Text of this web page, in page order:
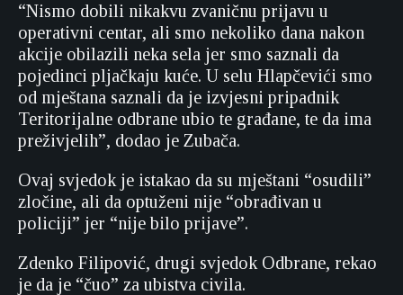
“Nismo dobili nikakvu zvaničnu prijavu u
operativni centar, ali smo nekoliko dana nakon
akcije obilazili neka sela jer smo saznali da
pojedinci pljačkaju kuće. U selu Hlapčevići smo
od mještana saznali da je izvjesni pripadnik
Teritorijalne odbrane ubio te građane, te da ima
preživjelih”, dodao je Zubača.
Ovaj svjedok je istakao da su mještani “osudili”
zločine, ali da optuženi nije “obrađivan u
policiji” jer “nije bilo prijave”.
Zdenko Filipović, drugi svjedok Odbrane, rekao
je da je “čuo” za ubistva civila.